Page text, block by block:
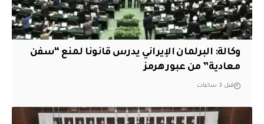
وكالة: البرلمان الإيراني يدرس قانونا لمنع “سفن
معادية” من عبور هرمز
قبل 3 ساعات